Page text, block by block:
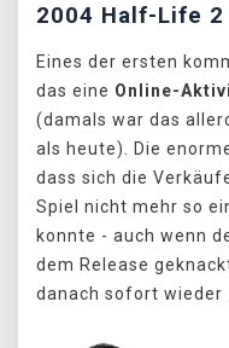
2004 Half-Life 2
Eines der ersten
das eine Online-
(damals war das
als heute). Die
dass sich die
Spiel nicht mehr so
konnte - auch wenn
dem Release
danach sofort wieder